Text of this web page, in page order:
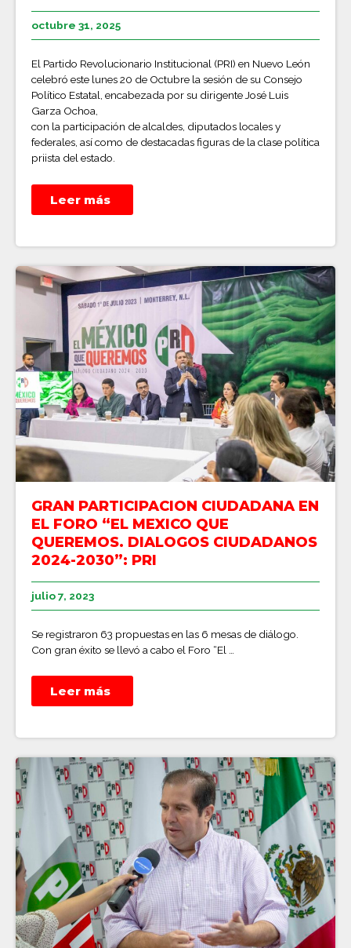
octubre 31, 2025
El Partido Revolucionario Institucional (PRI) en Nuevo León
celebró este lunes 20 de Octubre la sesión de su Consejo
Político Estatal, encabezada por su dirigente José Luis
Garza Ochoa,
con la participación de alcaldes, diputados locales y
federales, así como de destacadas figuras de la clase política
priista del estado.
Leer más
GRAN PARTICIPACION CIUDADANA EN
EL FORO “EL MEXICO QUE
QUEREMOS. DIALOGOS CIUDADANOS
2024-2030”: PRI
julio 7, 2023
Se registraron 63 propuestas en las 6 mesas de diálogo.
Con gran éxito se llevó a cabo el Foro “El …
Leer más